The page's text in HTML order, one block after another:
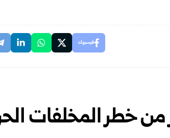
فيسبوك
خطر المخلفات